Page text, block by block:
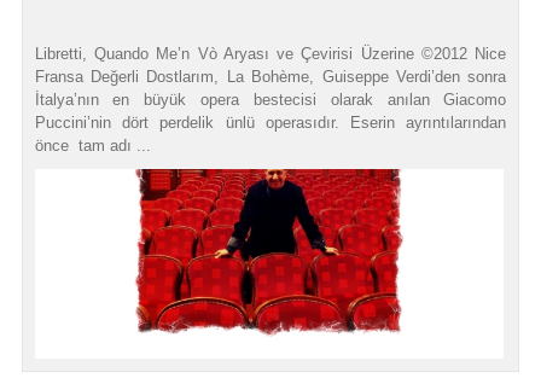
Libretti, Quando Me’n Vò Aryası ve Çevirisi Üzerine ©2012 Nice
Fransa Değerli Dostlarım, La Bohème, Guiseppe Verdi’den sonra
İtalya’nın en büyük opera bestecisi olarak anılan Giacomo
Puccini’nin dört perdelik ünlü operasıdır. Eserin ayrıntılarından
önce tam adı ...